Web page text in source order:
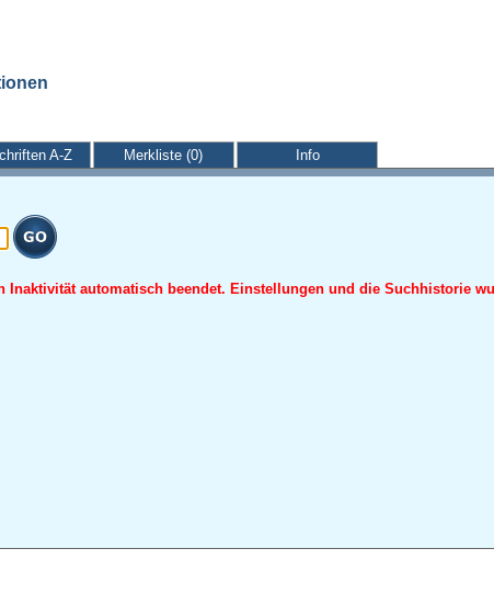
A-Z Merkliste (0) Info
automatisch beendet. Einstellungen und die Suchhistorie